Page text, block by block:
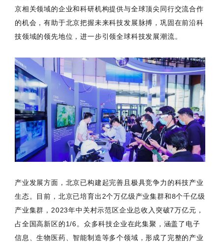
京相关领域的企业和科研机构提供与全球顶尖同行交流合作
的机会，有助于北京把握未来科技发展脉搏，巩固在前沿科
技领域的领先地位，进一步引领全球科技发展潮流。
产业发展方面，北京已构建起完善且极具竞争力的科技产业
生态。目前，北京已培育出2个万亿级产业集群和8个千亿级
产业集群，2023年中关村示范区企业总收入突破7万亿元，
占全国高新区的1/6。众多科技企业在此集聚，涵盖了电子
信息、生物医药、智能制造等多个领域，形成了完整的产业